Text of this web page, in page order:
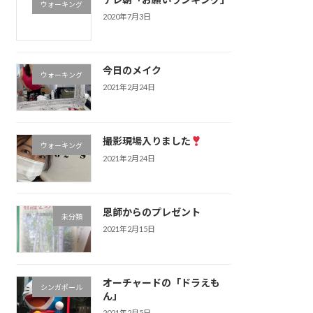
ウォーキング
2020年7月3日
ウォーキング 今日のメイク
2021年2月24日
ウォーキング 撮影現場入りました
2021年2月24日
未分類 恩師からのプレゼント
2021年2月15日
シンガポール
オーチャードの「ドラえも
ん」